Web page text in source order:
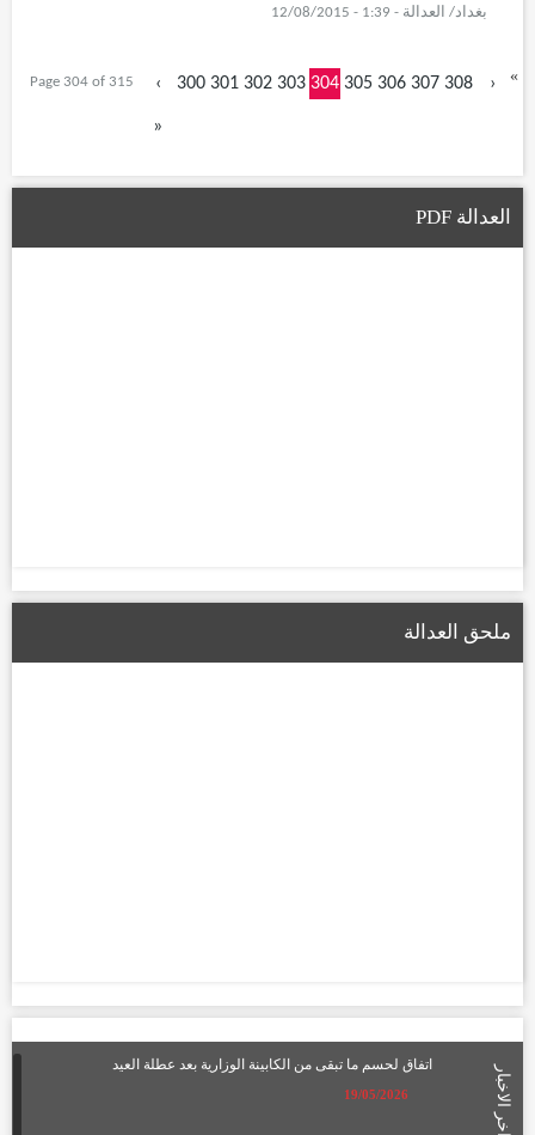
بغداد/ العدالة - 1:39 - 12/08/2015
Page 304 of 315 «
‹ 300 301 302 303 304 305 306 307 308 ›
»
العدالة PDF
ملحق العدالة
اتفاق لحسم ما تبقى من الكابينة الوزارية بعد عطلة العيد
19/05/2026 اخر الاخبار